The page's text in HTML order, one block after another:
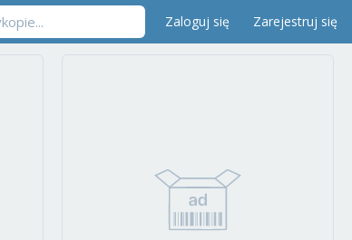
Zaloguj się Zarejestruj się